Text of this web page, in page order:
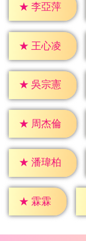
★ 李亞萍
★ 王心凌
★ 吳宗憲
★ 周杰倫
★ 潘瑋柏
★ 霖霖